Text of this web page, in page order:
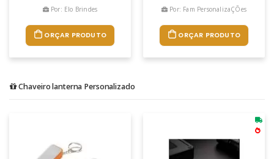
Por: Elo Brindes
ORÇAR PRODUTO
Por: Fam PersonalizaÇÕes
ORÇAR PRODUTO
Chaveiro lanterna Personalizado